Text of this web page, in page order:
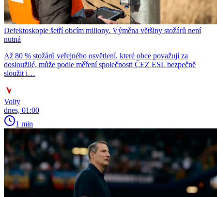
Defektoskopie šetří obcím miliony. Výměna většiny stožárů není
nutná
Až 80 % stožárů veřejného osvětlení, které obce považují za
dosloužilé, může podle měření společnosti ČEZ ESL bezpečně
sloužit i…
Volty
dnes, 01:00
1 min